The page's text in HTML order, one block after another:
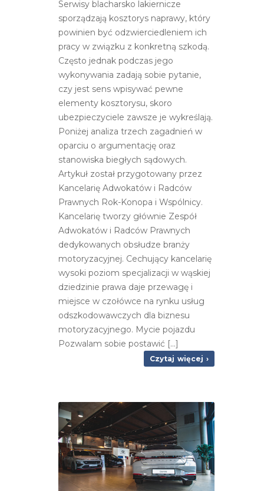
Serwisy blacharsko lakiernicze
sporządzają kosztorys naprawy, który
powinien być odzwierciedleniem ich
pracy w związku z konkretną szkodą.
Często jednak podczas jego
wykonywania zadają sobie pytanie,
czy jest sens wpisywać pewne
elementy kosztorysu, skoro
ubezpieczyciele zawsze je wykreślają.
Poniżej analiza trzech zagadnień w
oparciu o argumentację oraz
stanowiska biegłych sądowych.
Artykuł został przygotowany przez
Kancelarię Adwokatów i Radców
Prawnych Rok-Konopa i Wspólnicy.
Kancelarię tworzy głównie Zespół
Adwokatów i Radców Prawnych
dedykowanych obsłudze branży
motoryzacyjnej. Cechujący kancelarię
wysoki poziom specjalizacji w wąskiej
dziedzinie prawa daje przewagę i
miejsce w czołówce na rynku usług
odszkodowawczych dla biznesu
motoryzacyjnego. Mycie pojazdu
Pozwalam sobie postawić [...]
Czytaj więcej ›